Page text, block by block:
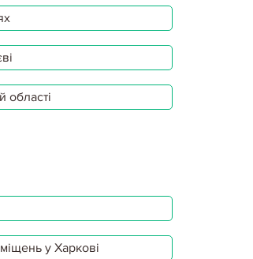
області
у Харкові